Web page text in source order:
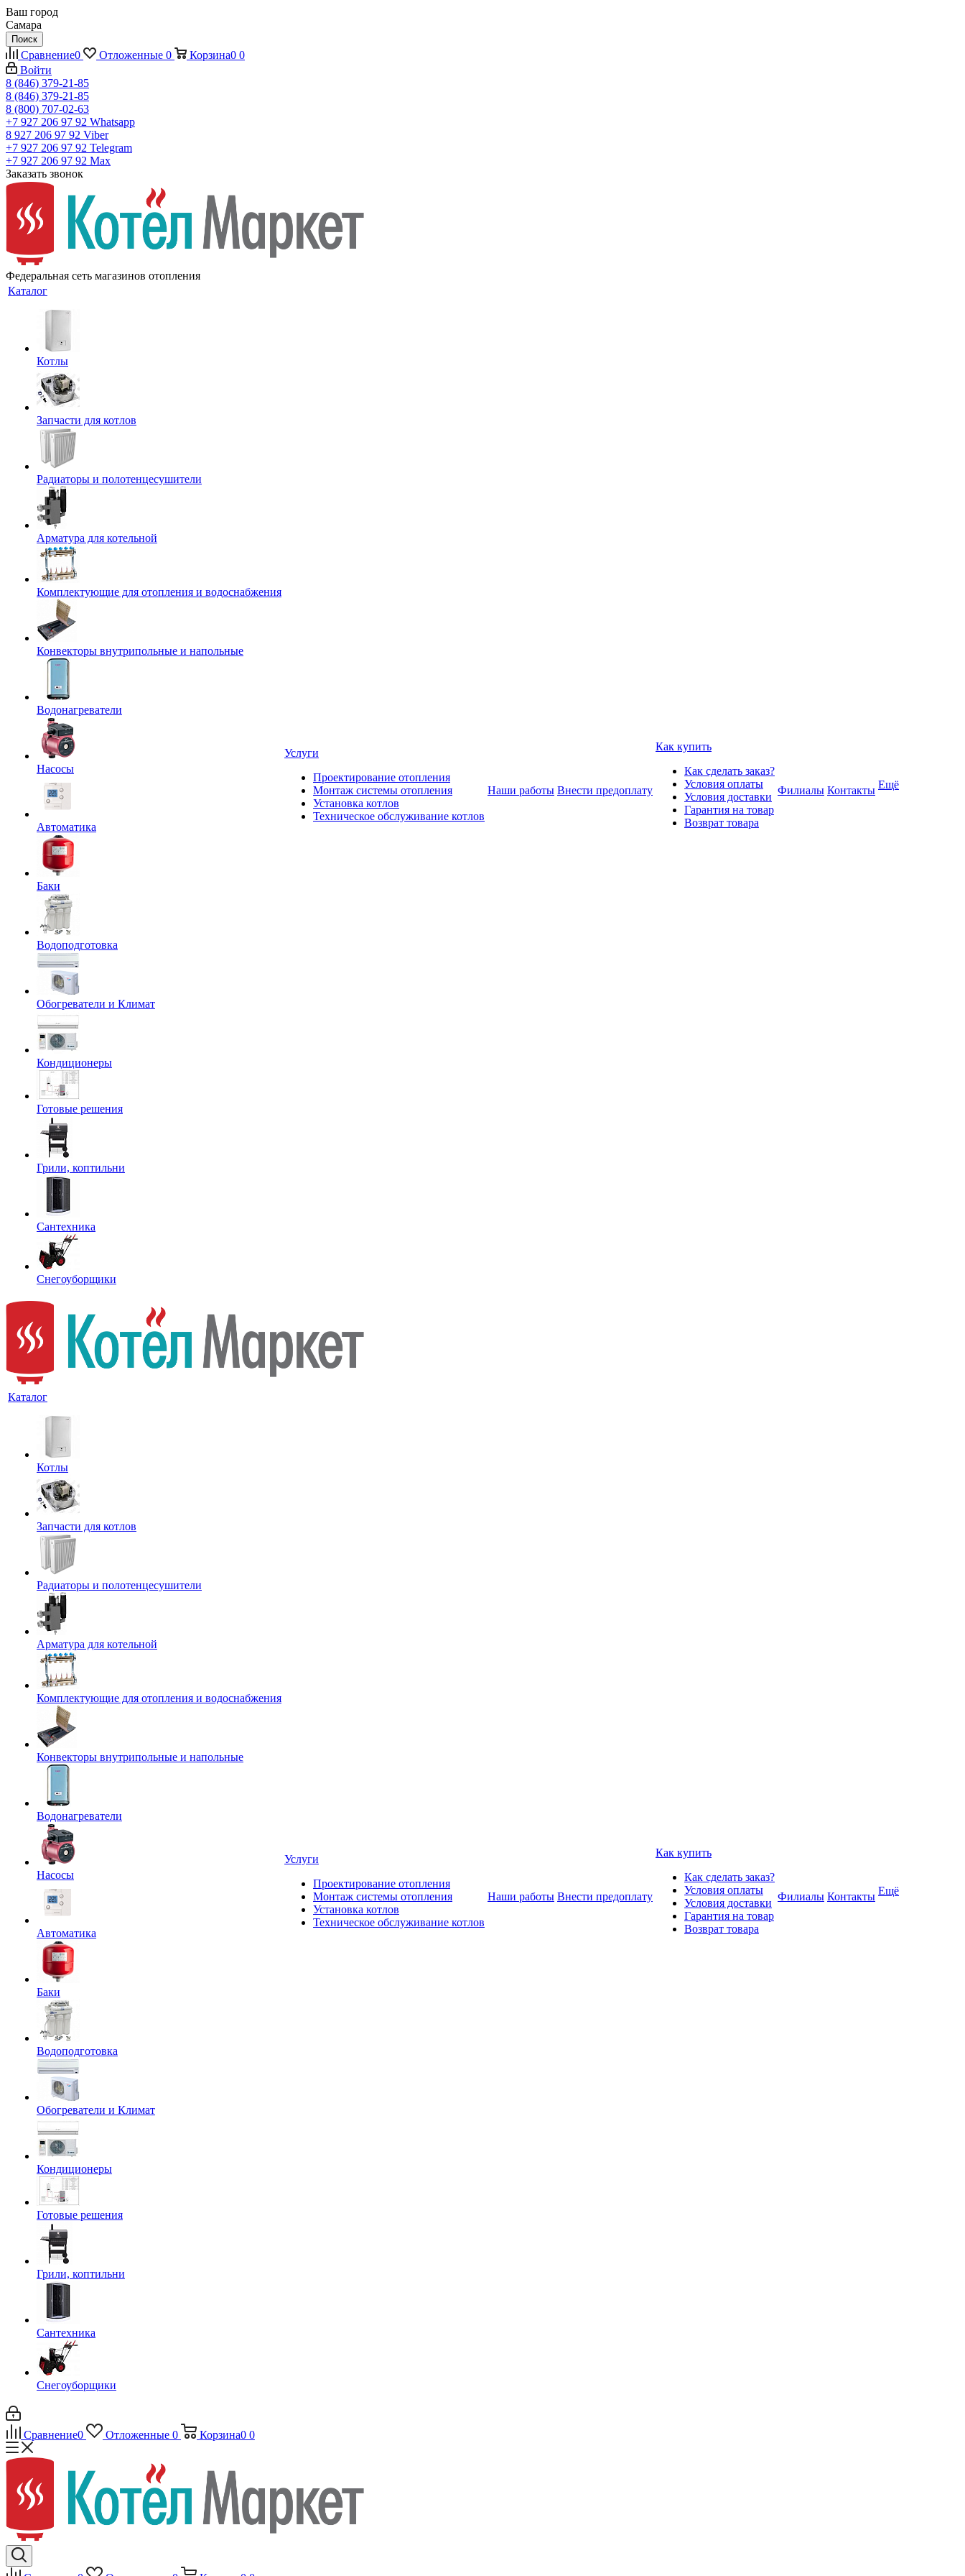
Ваш город
Самара
Поиск
Сравнение0 Отложенные 0 Корзина0 0
Войти
8 (846) 379-21-85
8 (846) 379-21-85
8 (800) 707-02-63
+7 927 206 97 92 Whatsapp
8 927 206 97 92 Viber
+7 927 206 97 92 Telegram
+7 927 206 97 92 Max
Заказать звонок
Федеральная сеть магазинов отопления
Каталог
Котлы
Запчасти для котлов
Радиаторы и полотенцесушители
Арматура для котельной
Комплектующие для отопления и водоснабжения
Конвекторы внутрипольные и напольные
Водонагреватели
Насосы
Автоматика
Баки
Водоподготовка
Обогреватели и Климат
Кондиционеры
Готовые решения
Грили, коптильни
Сантехника
Снегоуборщики
Услуги
Проектирование отопления
Монтаж системы отопления
Установка котлов
Техническое обслуживание котлов
Наши работы Внести предоплату
Как купить
Как сделать заказ?
Условия оплаты
Условия доставки
Гарантия на товар
Возврат товара
Филиалы Контакты Ещё
Каталог
Котлы
Запчасти для котлов
Радиаторы и полотенцесушители
Арматура для котельной
Комплектующие для отопления и водоснабжения
Конвекторы внутрипольные и напольные
Водонагреватели
Насосы
Автоматика
Баки
Водоподготовка
Обогреватели и Климат
Кондиционеры
Готовые решения
Грили, коптильни
Сантехника
Снегоуборщики
Услуги
Проектирование отопления
Монтаж системы отопления
Установка котлов
Техническое обслуживание котлов
Наши работы Внести предоплату
Как купить
Как сделать заказ?
Условия оплаты
Условия доставки
Гарантия на товар
Возврат товара
Филиалы Контакты Ещё
Сравнение0 Отложенные 0 Корзина0 0